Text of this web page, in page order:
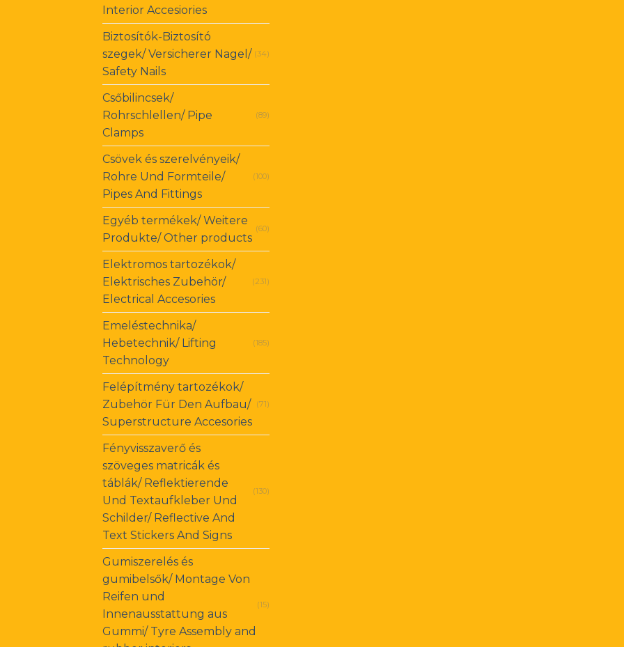
Interior Accesiories
Biztosítók-Biztosító
szegek/ Versicherer Nagel/
Safety Nails
(34)
Csőbilincsek/
Rohrschlellen/ Pipe
Clamps
(89)
Csövek és szerelvényeik/
Rohre Und Formteile/
Pipes And Fittings
(100)
Egyéb termékek/ Weitere
Produkte/ Other products
(60)
Elektromos tartozékok/
Elektrisches Zubehör/
Electrical Accesories
(231)
Emeléstechnika/
Hebetechnik/ Lifting
Technology
(185)
Felépítmény tartozékok/
Zubehör Für Den Aufbau/
Superstructure Accesories
(71)
Fényvisszaverő és
szöveges matricák és
táblák/ Reflektierende
Und Textaufkleber Und
Schilder/ Reflective And
Text Stickers And Signs
(130)
Gumiszerelés és
gumibelsők/ Montage Von
Reifen und
Innenausstattung aus
Gummi/ Tyre Assembly and
(15)